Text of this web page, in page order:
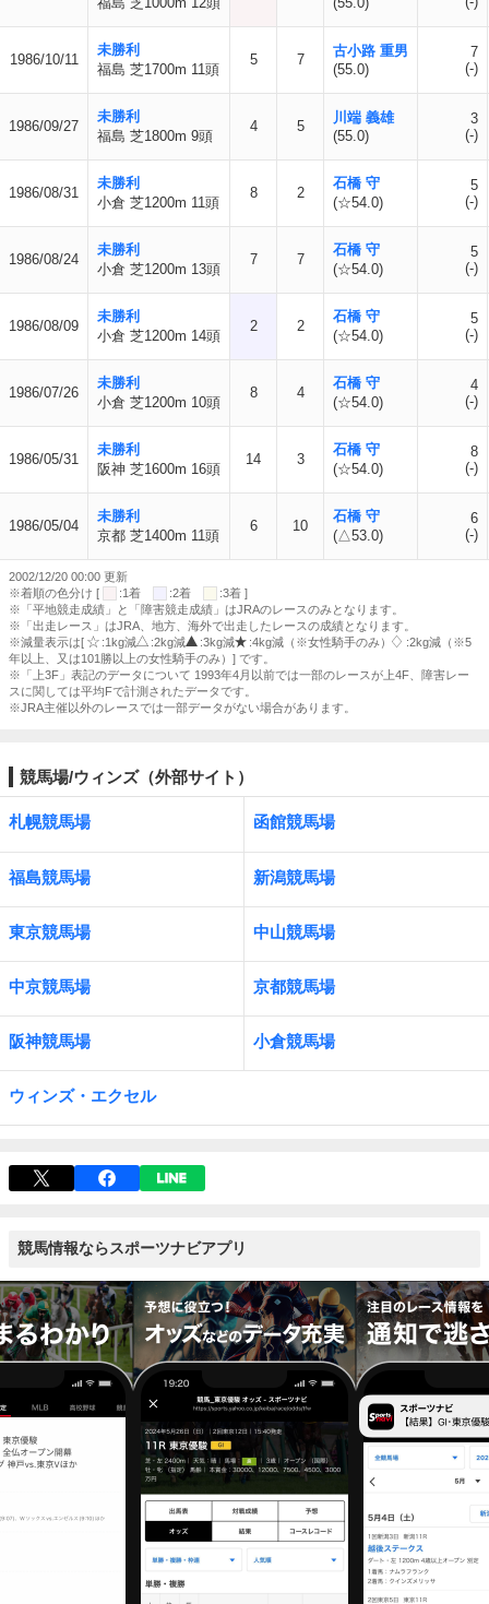
1986/10/11
未勝利
福島 芝1700m 11頭
5 7
古小路 重男
(55.0)
7
(-)
1986/09/27
未勝利
福島 芝1800m 9頭
4 5
川端 義雄
(55.0)
3
(-)
1986/08/31
未勝利
小倉 芝1200m 11頭
8 2
石橋 守
(☆54.0)
5
(-)
1986/08/24
未勝利
小倉 芝1200m 13頭
7 7
石橋 守
(☆54.0)
5
(-)
1986/08/09
未勝利
小倉 芝1200m 14頭
2 2
石橋 守
(☆54.0)
5
(-)
1986/07/26
未勝利
小倉 芝1200m 10頭
8 4
石橋 守
(☆54.0)
4
(-)
1986/05/31
未勝利
阪神 芝1600m 16頭
14 3
石橋 守
(☆54.0)
8
(-)
1986/05/04
未勝利
京都 芝1400m 11頭
6 10
石橋 守
(△53.0)
6
(-)
2002/12/20 00:00 更新
※着順の色分け [
:1着 :2着
:3着 ]
※「平地競走成績」と「障害競走成績」はJRAのレースのみとなります。
※「出走レース」はJRA、地方、海外で出走したレースの成績となります。
※減量表示は[
:1kg減 :2kg減 :3kg減 :4kg減（※女性騎手のみ）
:2kg減（※5
年以上、又は101勝以上の女性騎手のみ）] です。
※「上3F」表記のデータについて 1993年4月以前では一部のレースが上4F、障害レー
スに関しては平均Fで計測されたデータです。
※JRA主催以外のレースでは一部データがない場合があります。
競馬場/ウィンズ（外部サイト）
札幌競馬場 函館競馬場
福島競馬場 新潟競馬場
東京競馬場 中山競馬場
中京競馬場 京都競馬場
阪神競馬場 小倉競馬場
ウィンズ・エクセル
競馬情報ならスポーツナビアプリ